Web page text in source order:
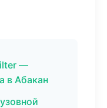
—
в Абакан